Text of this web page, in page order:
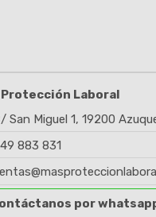
Protección Laboral
San Miguel 1, 19200
883 831
por